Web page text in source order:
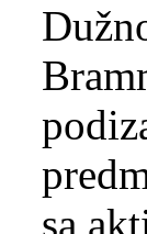
sa